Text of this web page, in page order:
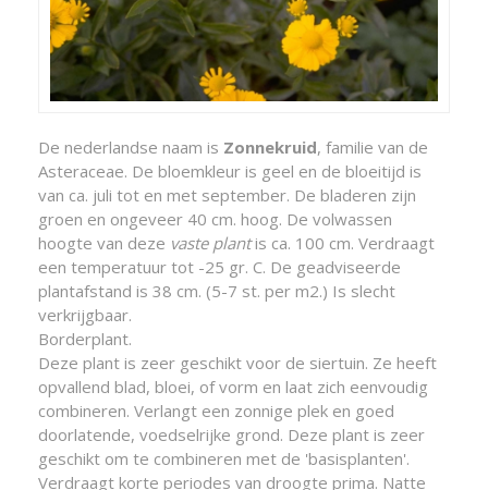
De nederlandse naam is Zonnekruid, familie van de
Asteraceae. De bloemkleur is geel en de bloeitijd is
van ca. juli tot en met september. De bladeren zijn
groen en ongeveer 40 cm. hoog. De volwassen
hoogte van deze vaste plantis ca. 100 cm. Verdraagt
een temperatuur tot -25 gr. C. De geadviseerde
plantafstand is 38 cm. (5-7 st. per m2.) Is slecht
verkrijgbaar.
Borderplant.
Deze plant is zeer geschikt voor de siertuin. Ze heeft
opvallend blad, bloei, of vorm en laat zich eenvoudig
combineren. Verlangt een zonnige plek en goed
doorlatende, voedselrijke grond. Deze plant is zeer
geschikt om te combineren met de 'basisplanten'.
Verdraagt korte periodes van droogte prima. Natte